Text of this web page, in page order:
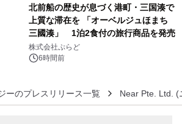
北前船の歴史が息づく港町・三国湊で
上質な滞在を 「オーベルジュほまち
三國湊」 1泊2食付の旅行商品を発売
株式会社ぷらど
6時間前
ーのプレスリリース一覧 Near Pte. Ltd. (